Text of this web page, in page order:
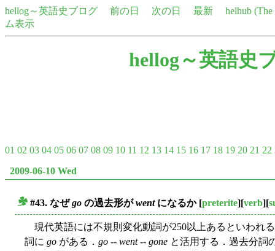
hellog～英語史ブログ 前の日 次の日 最新
helhub
ム表示
hellog～英語史
01 02 03 04 05 06 07 08 09 10 11 12 13 14 15 16 17 18 19 20 21 22
2009-06-10 Wed
#43. なぜgo の過去形がwentになるか[preterite][verb][
現代英語には不規則変化動詞が250以上あるといわれ
詞に go がある． go -- went-- gone と活用する．過去分詞